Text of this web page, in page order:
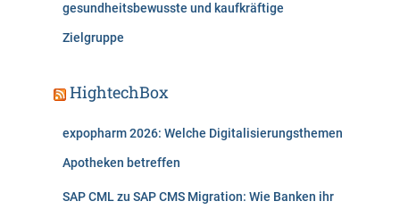
gesundheitsbewusste und kaufkräftige
Zielgruppe
HightechBox
expopharm 2026: Welche Digitalisierungsthemen
Apotheken betreffen
SAP CML zu SAP CMS Migration: Wie Banken ihr